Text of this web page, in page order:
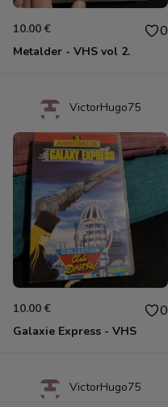
10.00 € 0
Metalder - VHS vol 2.
VictorHugo75
10.00 € 0
Galaxie Express - VHS
VictorHugo75